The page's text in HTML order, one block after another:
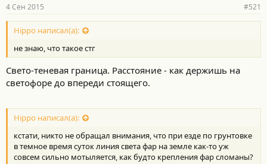
4 Сен 2015 #521
Hippo написал(а):
не знаю, что такое стг
Свето-теневая граница. Расстояние - как держишь на
светофоре до впереди стоящего.
Hippo написал(а):
кстати, никто не обращал внимания, что при езде по грунтовке
в темное время суток линия света фар на земле как-то уж
совсем сильно мотыляется, как будто крепления фар сломаны?